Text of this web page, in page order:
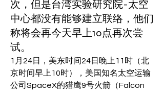
次，但是台湾实验研究院-太空
中心都没有能够建立联络，他们
称将会再今天早上10点再次尝
试。
1月24日，美东时间24日晚上11时（北
京时间早上10时），美国知名太空运输
公司SpaceX的猎鹰9号火箭（Falcon